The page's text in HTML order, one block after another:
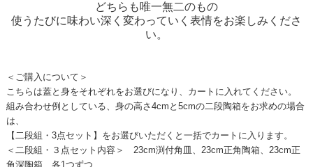
どちらも唯一無二のもの
使うたびに味わい深く変わっていく表情をお楽しみくださ
い。
＜ご購入について＞
こちらは蓋と身をそれぞれをお選びになり、カートに入れてください。
組み合わせ例としている、身の高さ4cmと5cmの二段陶箱をお求めの場合
は、
【二段組・3点セット】をお選びいただくと一括でカートに入ります。
＜二段組・３点セット内容＞ 23cm渕付角皿、23cm正角陶箱、23cm正
角深陶箱 各1つずつ